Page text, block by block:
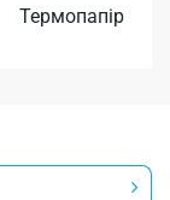
Термопапір